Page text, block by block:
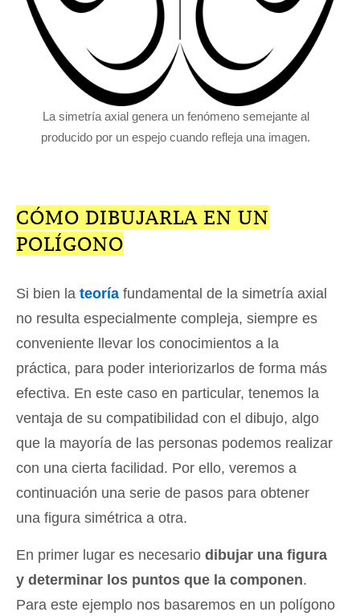
La simetría axial genera un fenómeno semejante al
producido por un espejo cuando refleja una imagen.
CÓMO DIBUJARLA EN UN
POLÍGONO
Si bien la teoría fundamental de la simetría axial
no resulta especialmente compleja, siempre es
conveniente llevar los conocimientos a la
práctica, para poder interiorizarlos de forma más
efectiva. En este caso en particular, tenemos la
ventaja de su compatibilidad con el dibujo, algo
que la mayoría de las personas podemos realizar
con una cierta facilidad. Por ello, veremos a
continuación una serie de pasos para obtener
una figura simétrica a otra.
En primer lugar es necesario dibujar una figura
y determinar los puntos que la componen.
Para este ejemplo nos basaremos en un polígono